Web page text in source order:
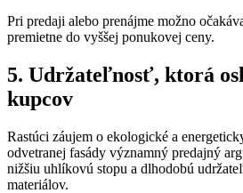
Pri predaji alebo prenájme možno
premietne do vyššej ponukovej ceny.
5. Udržateľnosť, ktorá
kupcov
Rastúci záujem o ekologické a
odvetranej fasády významný predajný
nižšiu uhlíkovú stopu a dlhodobú
materiálov.